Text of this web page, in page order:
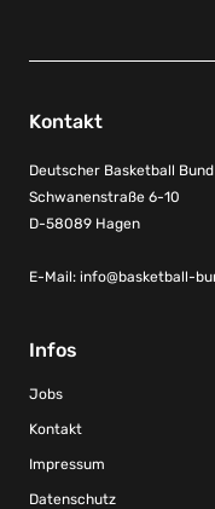
Kontakt
Deutscher Basketball Bund
Schwanenstraße 6-10
D-58089 Hagen
E-Mail: info@basketball-
Infos
Jobs
Kontakt
Impressum
Datenschutz